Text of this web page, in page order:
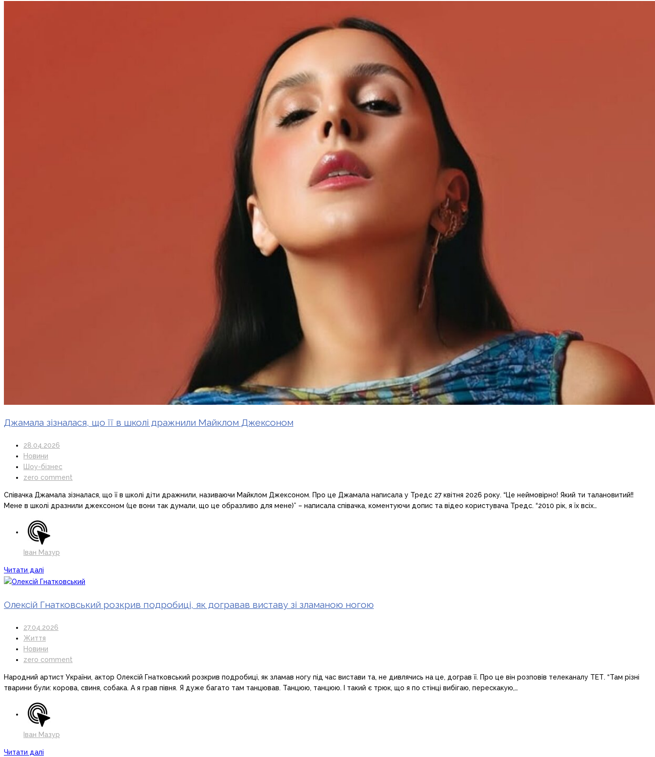
Джамала зізналася, що її в школі дражнили Майклом Джексоном
28.04.2026
Новини
Шоу-бізнес
zero comment
Співачка Джамала зізналася, що її в школі діти дражнили, називаючи Майклом Джексоном. Про це Джамала написала у Тредс 27 квітня 2026 року. “Це неймовірно! Який ти талановитий!!
Мене в школі дразнили джексоном (це вони так думали, що це образливо для мене)” – написала співачка, коментуючи допис та відео користувача Тредс. “2010 рік, я їх всіх…
Іван Мазур
Читати далі
Олексій Гнатковський розкрив подробиці, як догравав виставу зі зламаною ногою
27.04.2026
Життя
Новини
zero comment
Народний артист України, актор Олексій Гнатковський розкрив подробиці, як зламав ногу під час вистави та, не дивлячись на це, дограв її. Про це він розповів телеканалу ТЕТ. “Там різні
тварини були: корова, свиня, собака. А я грав півня. Я дуже багато там танцював. Танцюю, танцюю. І такий є трюк, що я по стінці вибігаю, перескакую,…
Іван Мазур
Читати далі